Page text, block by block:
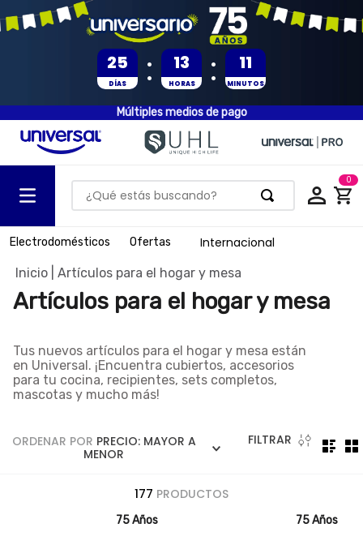
25
DÍAS : 13
HORAS : 11
MINUTOS
Múltiples medios de pago
¿Qué estás buscando?
TÉRMINOS MÁS BUSCADOS
batería
.
ventilador
.
licuadora
.
ollas
0
Electrodomésticos Ofertas Internacional
Artículos para el hogar y mesa
Artículos para el hogar y mesa
Tus nuevos artículos para el hogar y mesa están
en Universal. ¡Encuentra cubiertos, accesorios
para tu cocina, recipientes, sets completos,
mascotas y mucho más!
ORDENAR POR PRECIO: MAYOR A
MENOR
FILTRAR
177 PRODUCTOS
75 Años 75 Años